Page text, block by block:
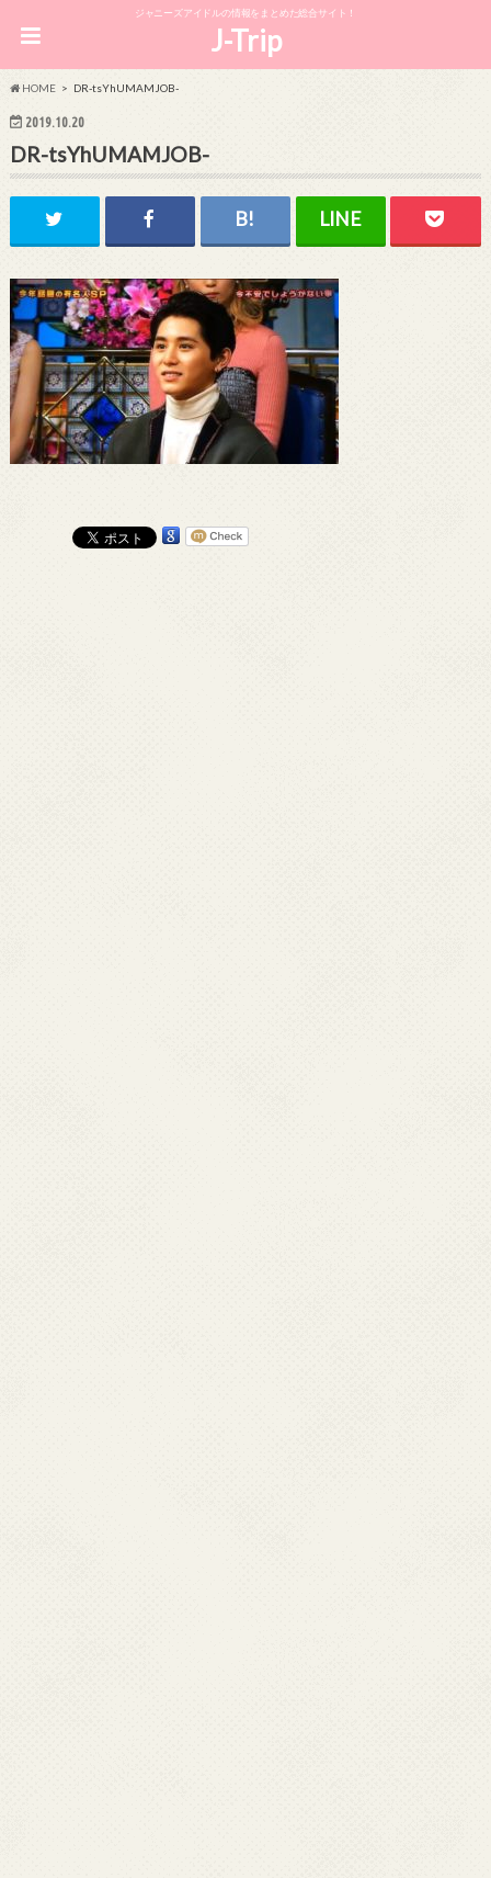
ジャニーズアイドルの情報をまとめた総合サイト！
J-Trip
HOME DR-tsYhUMAMJOB-
2019.10.20
DR-tsYhUMAMJOB-